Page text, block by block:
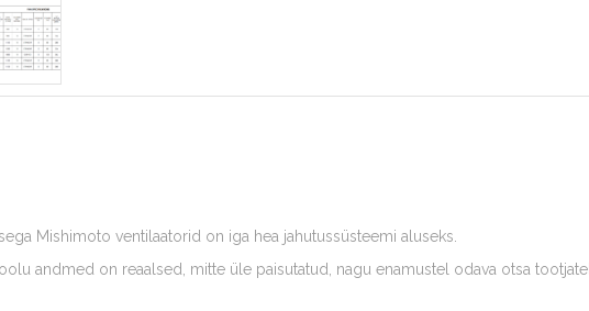
Mishimoto ventilaatorid on iga hea jahutussüsteemi aluseks.
andmed on reaalsed, mitte üle paisutatud, nagu enamustel odava otsa tootjatel.